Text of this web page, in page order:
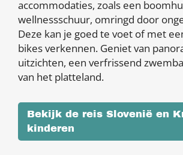
accommodaties, zoals een
wellnessschuur, omringd door
Deze kan je goed te voet of met
bikes verkennen. Geniet van
uitzichten, een verfrissend
van het platteland.
Bekijk de reis Slovenië en
kinderen